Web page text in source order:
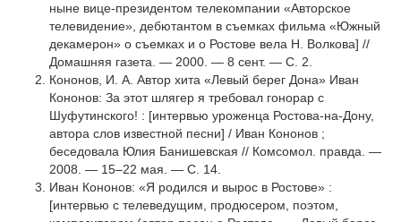
ныне вице-президентом телекомпании «Авторское
телевидение», дебютантом в съемках фильма «Южный
декамерон» о съемках и о Ростове вела Н. Волкова] //
Домашняя газета. — 2000. — 8 сент. — С. 2.
Кононов, И. А. Автор хита «Левый берег Дона» Иван
Кононов: За этот шлягер я требовал гонорар с
Шуфутинского! : [интервью уроженца Ростова-на-Дону,
автора слов известной песни] / Иван Кононов ;
беседовала Юлия Банишевская // Комсомол. правда. —
2008. — 15–22 мая. — С. 14.
Иван Кононов: «Я родился и вырос в Ростове» :
[интервью с телеведущим, продюсером, поэтом,